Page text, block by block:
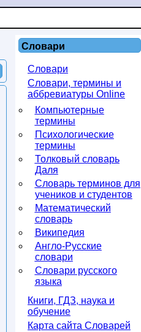
Словари
Словари
Словари, термины и
аббревиатуры Online
Компьютерные
термины
Психологические
термины
Толковый словарь
Даля
Словарь терминов для
учеников и студентов
Математический
словарь
Википедия
Англо-Русские
словари
Словари русского
языка
Книги, ГДЗ, наука и
обучение
Карта сайта Словарей